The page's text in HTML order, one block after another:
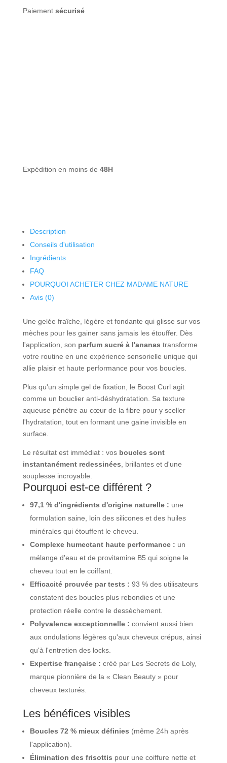
Paiement sécurisé
Expédition en moins de 48H
Description
Conseils d'utilisation
Ingrédients
FAQ
POURQUOI ACHETER CHEZ MADAME NATURE
Avis (0)
Une gelée fraîche, légère et fondante qui glisse sur vos
mèches pour les gainer sans jamais les étouffer. Dès
l'application, son parfum sucré à l'ananas transforme
votre routine en une expérience sensorielle unique qui
allie plaisir et haute performance pour vos boucles.
Plus qu'un simple gel de fixation, le Boost Curl agit
comme un bouclier anti-déshydratation. Sa texture
aqueuse pénètre au cœur de la fibre pour y sceller
l'hydratation, tout en formant une gaine invisible en
surface.
Le résultat est immédiat : vos boucles sont
instantanément redessinées , brillantes et d'une
souplesse incroyable.
Pourquoi est-ce différent ?
97,1 % d'ingrédients d'origine naturelle : une
formulation saine, loin des silicones et des huiles
minérales qui étouffent le cheveu.
Complexe humectant haute performance : un
mélange d'eau et de provitamine B5 qui soigne le
cheveu tout en le coiffant.
Efficacité prouvée par tests : 93 % des utilisateurs
constatent des boucles plus rebondies et une
protection réelle contre le dessèchement.
Polyvalence exceptionnelle : convient aussi bien
aux ondulations légères qu'aux cheveux crépus, ainsi
qu'à l'entretien des locks.
Expertise française : créé par Les Secrets de Loly,
marque pionnière de la « Clean Beauty » pour
cheveux texturés.
Les bénéfices visibles
Boucles 72 % mieux définies (même 24h après
l'application).
Élimination des frisottis pour une coiffure nette et